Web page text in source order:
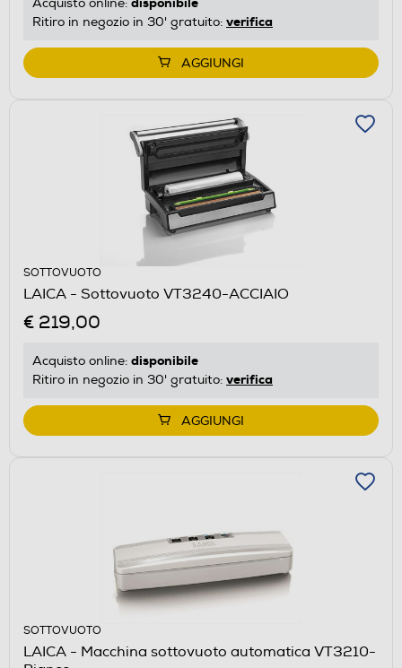
Ritiro in negozio in 30' gratuito: verifica
AGGIUNGI
SOTTOVUOTO
LAICA - Sottovuoto VT3240-ACCIAIO
€ 219,00
Acquisto online: disponibile
Ritiro in negozio in 30' gratuito: verifica
AGGIUNGI
SOTTOVUOTO
LAICA - Macchina sottovuoto automatica VT3210-